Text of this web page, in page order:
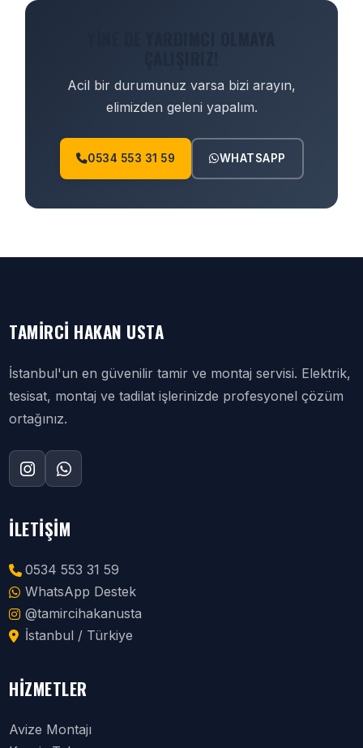
Acil bir durumunuz varsa bizi arayın,
elimizden geleni yapalım.
0534 553 31 59 WHATSAPP
TAMIRCI HAKAN USTA
İstanbul'un en güvenilir tamir ve montaj servisi. Elektrik,
tesisat, montaj ve tadilat işlerinizde profesyonel çözüm
ortağınız.
İLETIŞIM
0534 553 31 59
WhatsApp Destek
@tamircihakanusta
İstanbul / Türkiye
HIZMETLER
Avize Montajı